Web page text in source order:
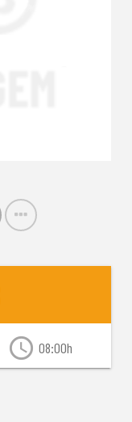
access_time 08:00h